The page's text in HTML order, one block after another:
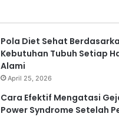
Pola Diet Sehat
Kebutuhan Tubuh Setiap
Alami
April 25, 2026
Cara Efektif Mengatasi
Power Syndrome Setelah